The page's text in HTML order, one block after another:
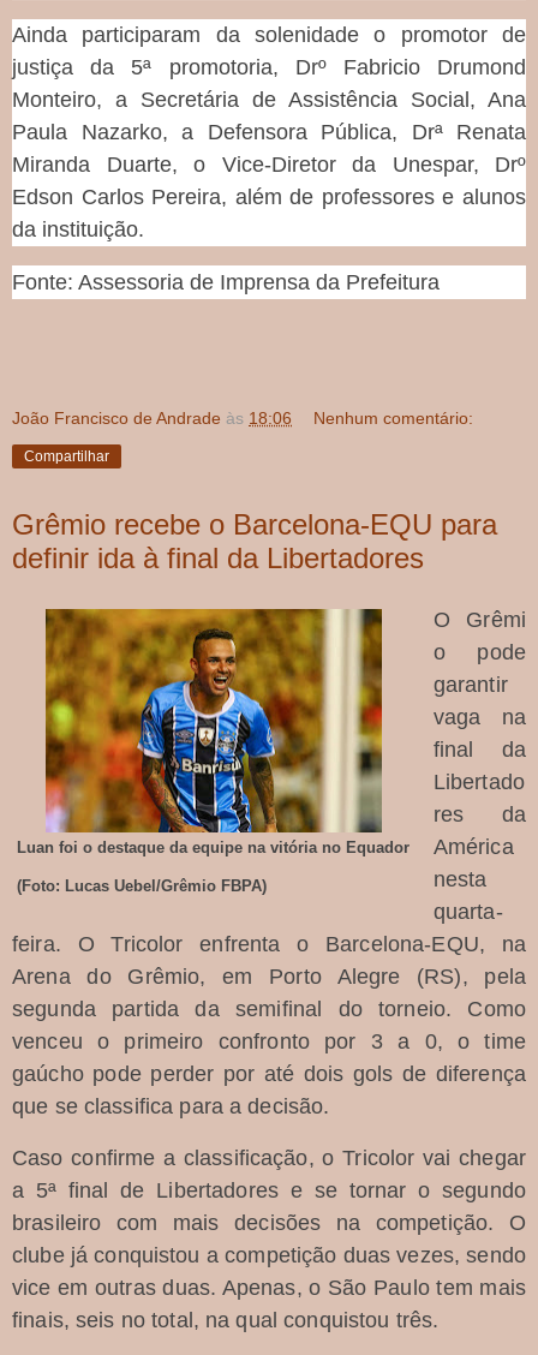
Ainda participaram da solenidade o promotor de
justiça da 5ª promotoria, Drº Fabricio Drumond
Monteiro, a Secretária de Assistência Social, Ana
Paula Nazarko, a Defensora Pública, Drª Renata
Miranda Duarte, o Vice-Diretor da Unespar, Drº
Edson Carlos Pereira, além de professores e alunos
da instituição.
Fonte: Assessoria de Imprensa da Prefeitura
João Francisco de Andrade às 18:06 Nenhum comentário:
Compartilhar
Grêmio recebe o Barcelona-EQU para
definir ida à final da Libertadores
Luan foi o destaque da equipe na vitória no Equador
(Foto: Lucas Uebel/Grêmio FBPA)
O Grêmi
opode
garantir
vaga na
final da
Libertado
res da
América
nesta
quarta-
feira. O Tricolor enfrenta o Barcelona-EQU, na
Arena do Grêmio, em Porto Alegre (RS), pela
segunda partida da semifinal do torneio. Como
venceu o primeiro confronto por 3 a 0, o time
gaúcho pode perder por até dois gols de diferença
que se classifica para a decisão.
Caso confirme a classificação, o Tricolor vai chegar
a 5ª final de Libertadores e se tornar o segundo
brasileiro com mais decisões na competição. O
clube já conquistou a competição duas vezes, sendo
vice em outras duas. Apenas, o São Paulotem mais
finais, seis no total, na qual conquistou três.